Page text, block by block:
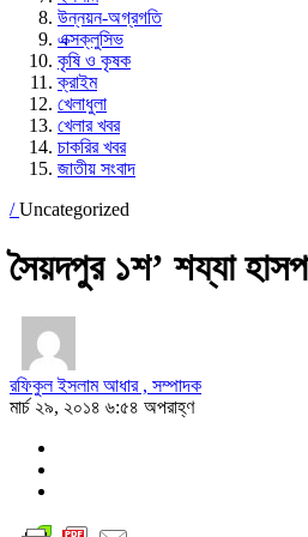
উন্নয়ন-অগ্রগতি
এক্সক্লুসিভ
কৃষি ও কৃষক
ক্রাইম
খেলাধুলা
খেলার খবর
চাকরির খবর
জাতীয় সংবাদ
/Uncategorized
সৈয়দপুর ১শ’ শয্যা
রফিকুল ইসলাম আধার , সম্পাদক
মার্চ ২৯, ২০১৪ ৬:৫৪ অপরাহ্ণ